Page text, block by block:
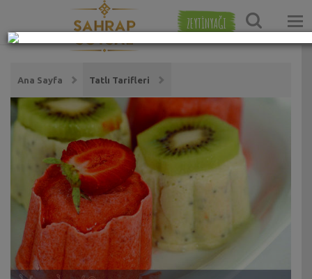
ZEYTİNYAĞI
Ana Sayfa Tatlı Tarifleri